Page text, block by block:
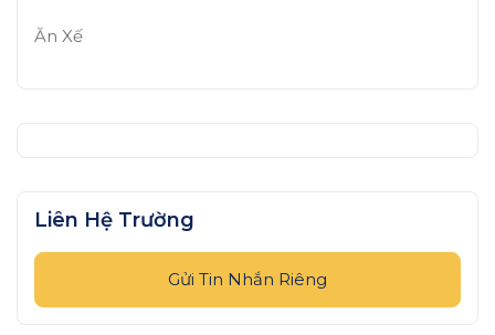
Ăn Xế
Liên Hệ Trường
Gửi Tin Nhắn Riêng